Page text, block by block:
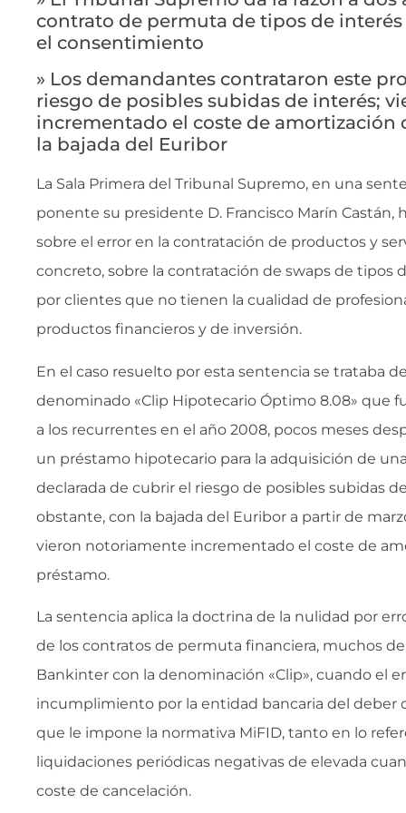
contrato de permuta de tipos de
el consentimiento
» Los demandantes contrataron este
riesgo de posibles subidas de interés;
incrementado el coste de amortización
la bajada del Euribor
La Sala Primera del Tribunal Supremo, en una
ponente su presidente D. Francisco Marín Castán,
sobre el error en la contratación de productos y
concreto, sobre la contratación de swaps de tipos
por clientes que no tienen la cualidad de
productos financieros y de inversión.
En el caso resuelto por esta sentencia se trataba
denominado «Clip Hipotecario Óptimo 8.08» que
a los recurrentes en el año 2008, pocos meses
un préstamo hipotecario para la adquisición de
declarada de cubrir el riesgo de posibles subidas
obstante, con la bajada del Euribor a partir de
vieron notoriamente incrementado el coste de
préstamo.
La sentencia aplica la doctrina de la nulidad por
de los contratos de permuta financiera, muchos
Bankinter con la denominación «Clip», cuando el
incumplimiento por la entidad bancaria del deber
que le impone la normativa MiFID, tanto en lo
liquidaciones periódicas negativas de elevada
coste de cancelación.